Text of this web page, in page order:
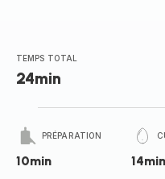
TEMPS TOTAL
24min
PRÉPARATION
10min 14min